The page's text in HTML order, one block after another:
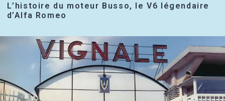
L’histoire du moteur Busso, le V6 légendaire
d’Alfa Romeo